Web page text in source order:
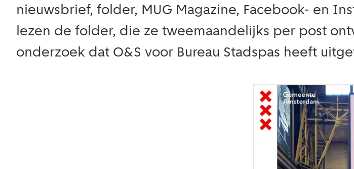
nieuwsbrief, folder, MUG Magazine, Facebook- en
lezen de folder, die ze tweemaandelijks per post
onderzoek dat O&S voor Bureau Stadspas heeft